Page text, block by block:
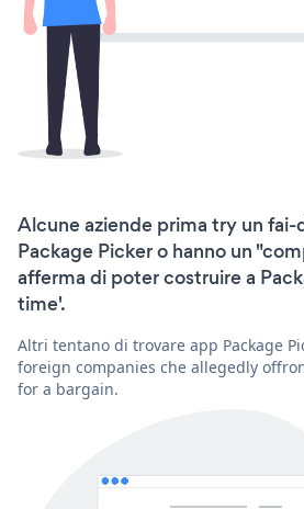
Alcune aziende prima try un fai-
Package Picker o hanno un
afferma di poter costruire a
time'.
Altri tentano di trovare app Package
foreign companies che allegedly
for a bargain.